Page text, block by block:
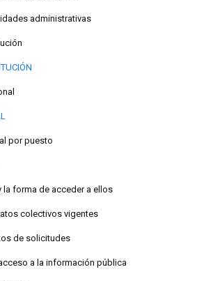
administrativas
por puesto
forma de acceder a ellos
colectivos vigentes
de solicitudes
a la información pública